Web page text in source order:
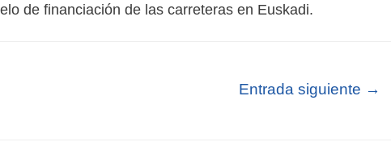
de financiación de las carreteras en Euskadi.
Entrada siguiente →